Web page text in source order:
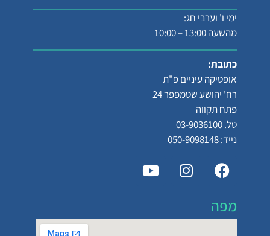
ימי ו' וערבי חג:
מהשעה 13:00 – 10:00
כתובת:
אופטיקה עיניים פ"ת
רח' יהושע שטמפפר 24
פתח תקווה
טל. 03-9036100
נייד: 050-9098148
מפה